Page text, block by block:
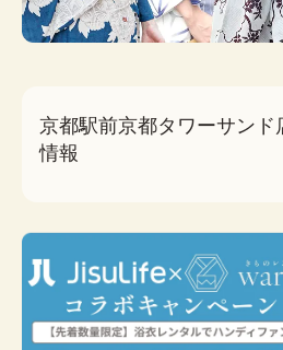
京都駅前京都タワーサンド
情報